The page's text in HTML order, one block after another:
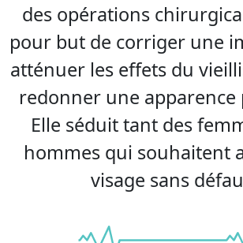
des opérations
pour but de corriger une
atténuer les effets du
redonner une apparence
Elle séduit tant des
hommes qui souhaitent
visage sans